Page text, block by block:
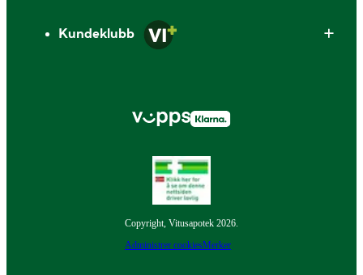
Kundeklubb
Copyright, Vitusapotek 2026.
Administrer cookiesMerker